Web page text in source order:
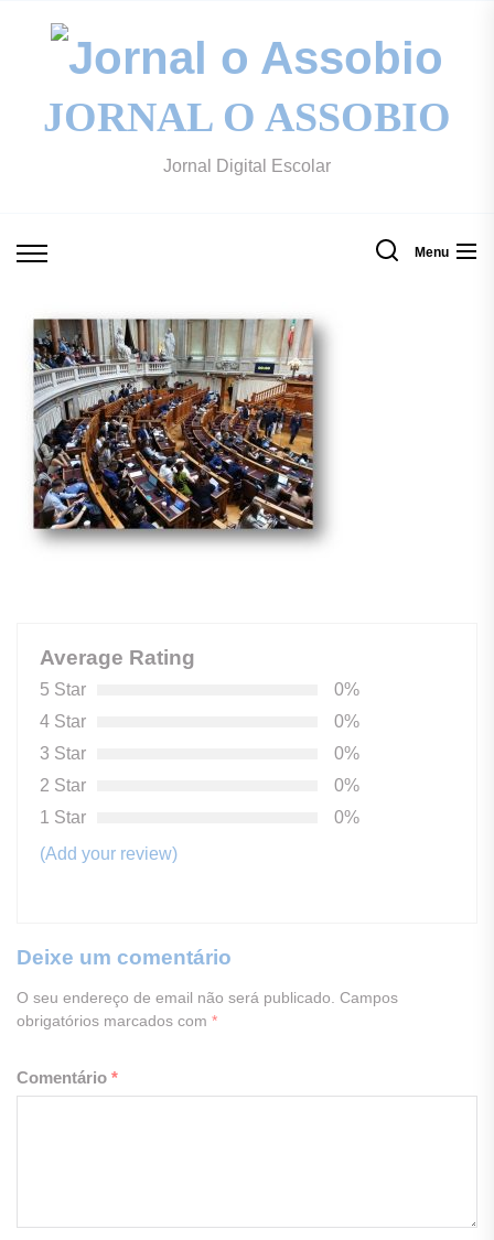
o
JORNAL O ASSOBIO
Jornal Digital Escolar
Menu
Average Rating
5 Star
0%
4 Star
0%
3 Star
0%
2 Star
0%
1 Star
0%
(Add your review)
Deixe um comentário
O seu endereço de email não será publicado. Campos
obrigatórios marcados com *
Comentário *